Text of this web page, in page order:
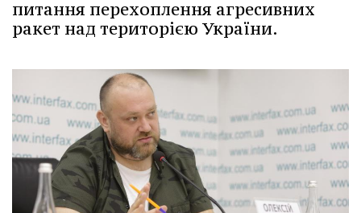
питання перехоплення агресивних
ракет над територією України.